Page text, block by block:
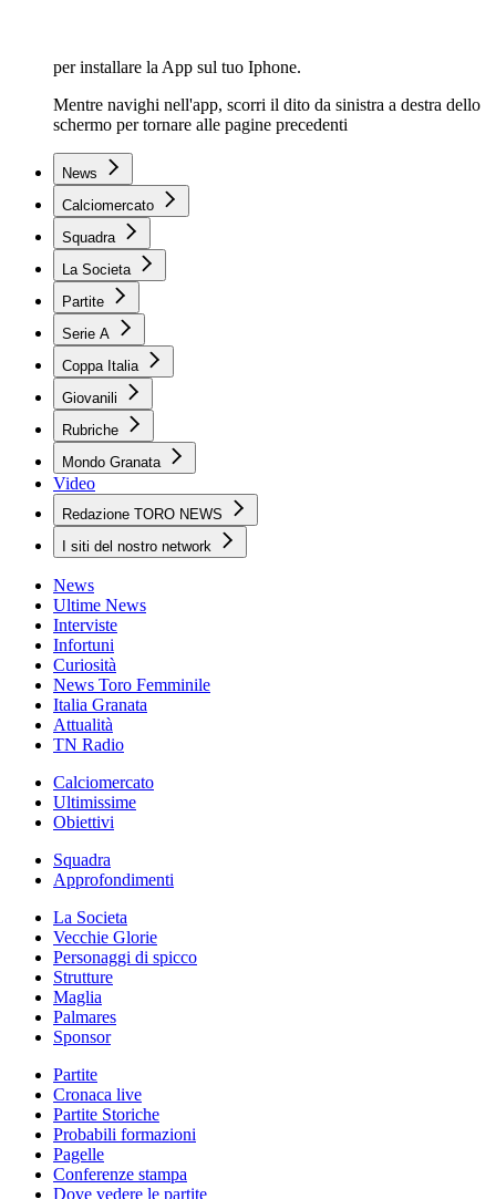
per installare la App sul tuo Iphone.
Mentre navighi nell'app, scorri il dito da sinistra a destra dello
schermo per tornare alle pagine precedenti
News
Calciomercato
Squadra
La Societa
Partite
Serie A
Coppa Italia
Giovanili
Rubriche
Mondo Granata
Video
Redazione TORO NEWS
I siti del nostro network
News
Ultime News
Interviste
Infortuni
Curiosità
News Toro Femminile
Italia Granata
Attualità
TN Radio
Calciomercato
Ultimissime
Obiettivi
Squadra
Approfondimenti
La Societa
Vecchie Glorie
Personaggi di spicco
Strutture
Maglia
Palmares
Sponsor
Partite
Cronaca live
Partite Storiche
Probabili formazioni
Pagelle
Conferenze stampa
Dove vedere le partite